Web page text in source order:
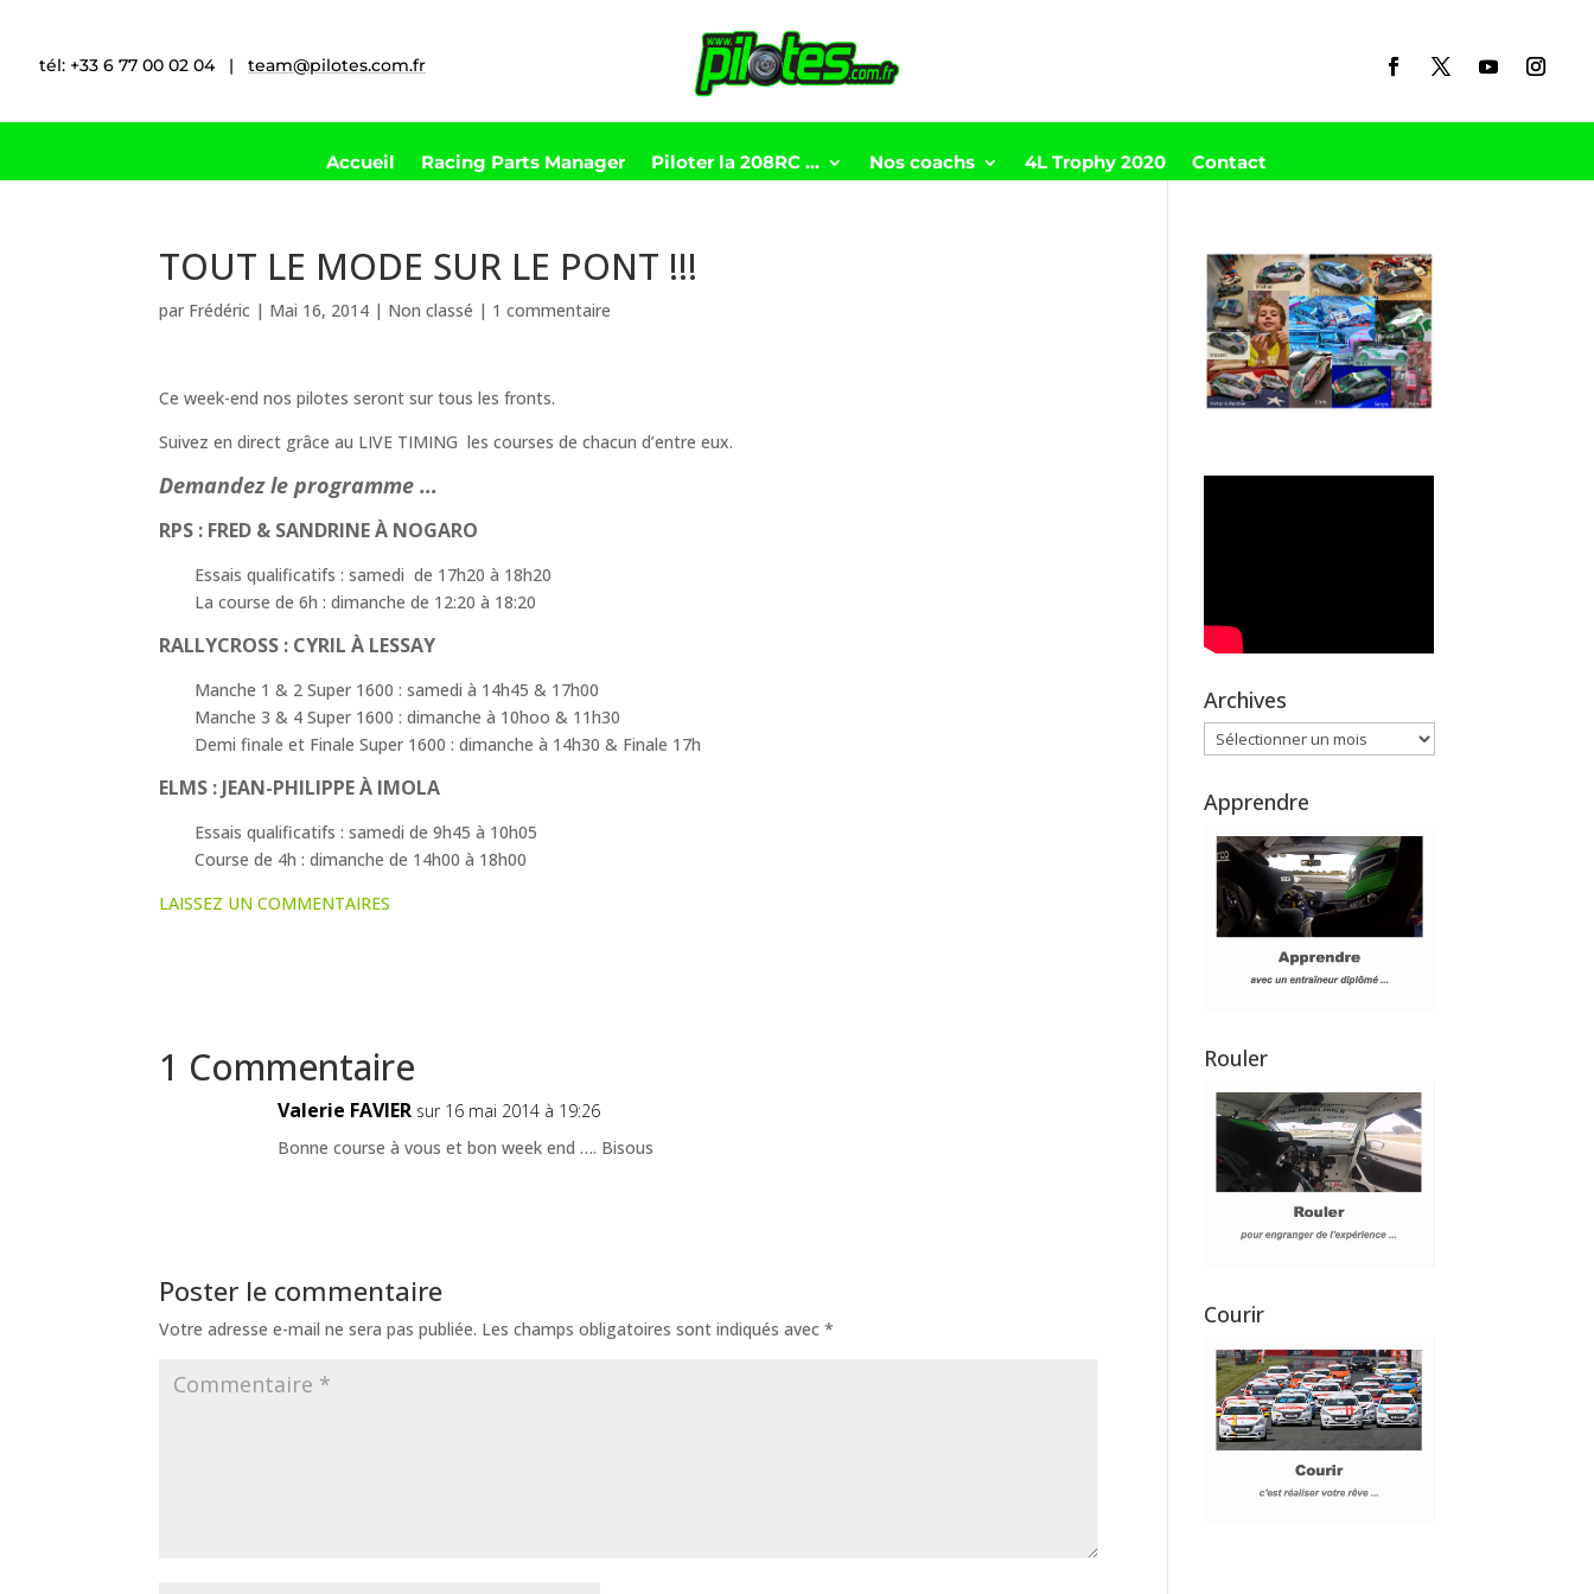
tél: +33 6 77 00 02 04 | team@pilotes.com.fr
Accueil Racing Parts Manager Piloter la 208RC … Nos coachs 4L Trophy 2020 Contact
TOUT LE MODE SUR LE PONT !!!
par Frédéric | Mai 16, 2014 | Non classé | 1 commentaire
Ce week-end nos pilotes seront sur tous les fronts.
Suivez en direct grâce au LIVE TIMING les courses de chacun d’entre eux.
Demandez le programme …
RPS : FRED & SANDRINE À NOGARO
Essais qualificatifs : samedi de 17h20 à 18h20
La course de 6h : dimanche de 12:20 à 18:20
RALLYCROSS : CYRIL À LESSAY
Manche 1 & 2 Super 1600 : samedi à 14h45 & 17h00
Manche 3 & 4 Super 1600 : dimanche à 10hoo & 11h30
Demi finale et Finale Super 1600 : dimanche à 14h30 & Finale 17h
ELMS : JEAN-PHILIPPE À IMOLA
Essais qualificatifs : samedi de 9h45 à 10h05
Course de 4h : dimanche de 14h00 à 18h00
LAISSEZ UN COMMENTAIRES
1 Commentaire
Valerie FAVIER sur 16 mai 2014 à 19:26
Bonne course à vous et bon week end …. Bisous
Poster le commentaire
Votre adresse e-mail ne sera pas publiée. Les champs obligatoires sont indiqués avec*
Archives
Archives
Apprendre
Rouler
Courir